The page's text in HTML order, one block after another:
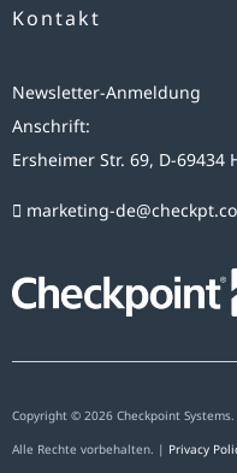
Kontakt
Newsletter-Anmeldung
Anschrift:
Ersheimer Str. 69, D-69434
marketing-
Copyright © 2026 Checkpoint
Alle Rechte vorbehalten. | Privacy